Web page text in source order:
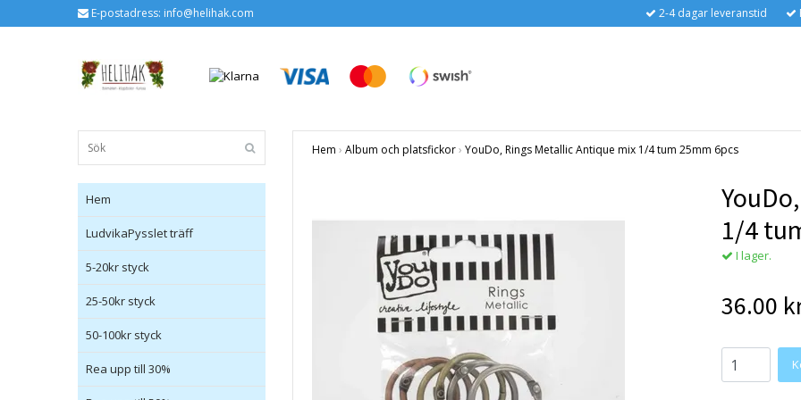
E-postadress: info@helihak.com 2-4 dagar leveranstid
Hem
LudvikaPysslet träff
5-20kr styck
25-50kr styck
50-100kr styck
Rea upp till 30%
Hem › Album och platsfickor› YouDo, Rings Metallic Antique mix 1/4 tum 25mm 6pcs
1/4
I lager.
36.00